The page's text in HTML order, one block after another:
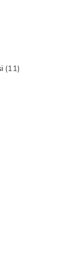
(11)